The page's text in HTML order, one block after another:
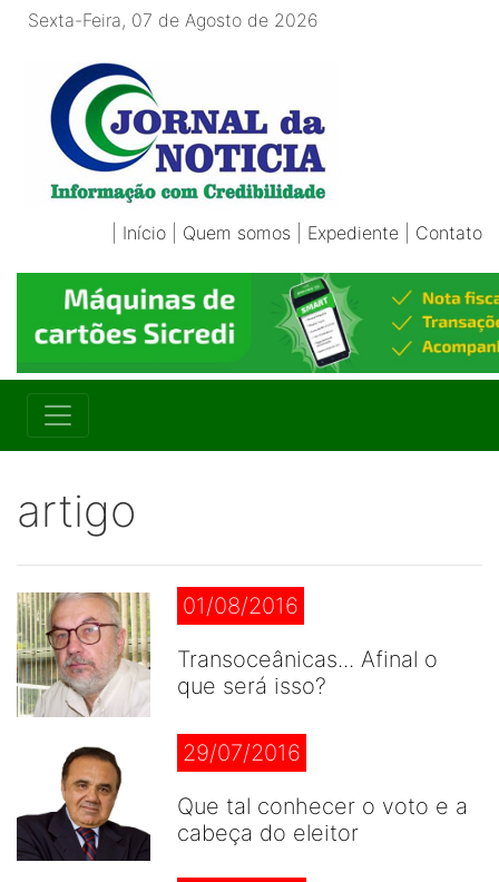
Sexta-Feira, 07 de Agosto de 2026
Início Quem somos Expediente Contato
artigo
01/08/2016
Transoceânicas... Afinal o
que será isso?
29/07/2016
Que tal conhecer o voto e a
cabeça do eleitor